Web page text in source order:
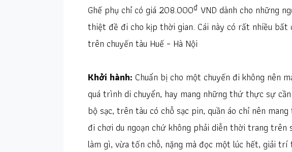
Ghế phụ chỉ có giá 208.000₫ VND dành cho những
thiệt đề đi cho kịp thời gian. Cái này có rất nhiều
trên chuyến tàu Huế – Hà Nội
Khởi hành: Chuẩn bị cho một chuyến đi không nên
quá trình di chuyển, hay mang những thứ thực sự
bộ sạc, trên tàu có chỗ sạc pin, quần áo chỉ nên
đi chơi du ngoạn chứ không phải diễn thời trang trên
làm gì, vừa tốn chỗ, nặng mà đọc một lúc hết, giải trí